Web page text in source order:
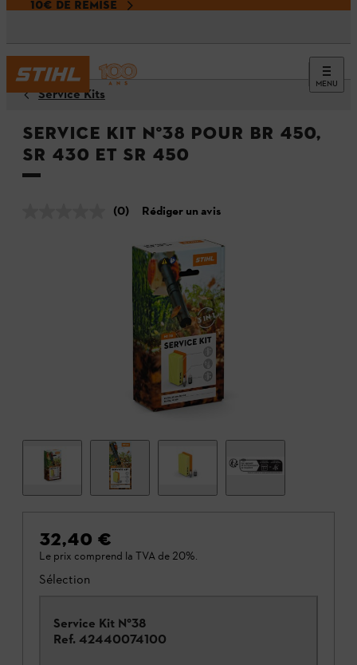
10€ DE REMISE
MENU
Service Kits
Service Kit N°38 pour BR 450,
SR 430 et SR 450
(0) Rédiger un avis
32,40 €
Le prix comprend la TVA de 20%.
Sélection
Service Kit N°38
Ref. 42440074100